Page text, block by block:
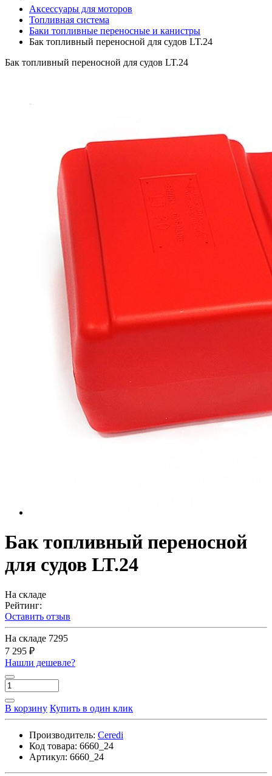
Аксессуары для моторов
Топливная система
Баки топливные переносные и канистры
Бак топливный переносной для судов LT.24
Бак топливный переносной для судов LT.24
Бак топливный переносной
для судов LT.24
На складе
Рейтинг:
Оставить отзыв
На складе 7295
7 295 ₽
Нашли дешевле?
В корзину Купить в один клик
Производитель: Ceredi
Код товара: 6660_24
Артикул: 6660_24